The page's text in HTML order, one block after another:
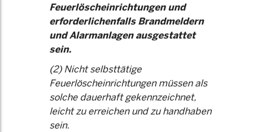
Feuerlöscheinrichtungen und
erforderlichenfalls Brandmeldern
und Alarmanlagen ausgestattet
sein.
(2) Nicht selbsttätige
Feuerlöscheinrichtungen müssen als
solche dauerhaft gekennzeichnet,
leicht zu erreichen und zu handhaben
sein.